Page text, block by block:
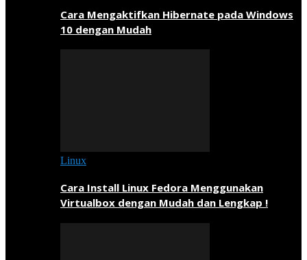
Cara Mengaktifkan Hibernate pada Windows
10 dengan Mudah
Linux
Cara Install Linux Fedora Menggunakan
Virtualbox dengan Mudah dan Lengkap !